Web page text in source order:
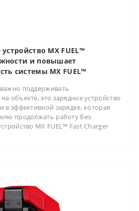
MX FUEL™
и повышает
системы MX FUEL™
поддерживать
объекте, это зарядное устройство
в эффективной зарядке, которая
продолжать работу без
MX FUEL™ Fast Charger